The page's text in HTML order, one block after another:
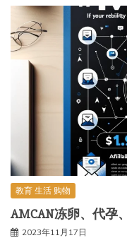
教育 生活 购物
AMCAN冻卵、代孕
2023年11月17日